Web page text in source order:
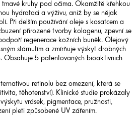
tmavé kruhy pod očima. Okamžitě křehkou
hydrataci a výživu, aniž by se nějak
Při delším používání oleje s kosatcem a
přirozené tvorby kolagenu, zpevní se
regenerace kožních buněk. Olejový
stárnutím a zmírňuje výskyt drobných
Obsahuje 5 patentovaných bioaktivnich
retinolu bez omezení, která se
těhotenství). Klinické studie prokázaly
vrásek, pigmentace, pružnosti,
pleti způsobené UV zářením.